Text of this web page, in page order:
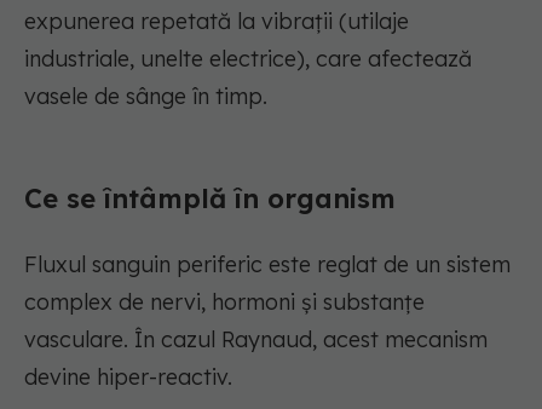
expunerea repetată la vibrații (utilaje
industriale, unelte electrice), care afectează
vasele de sânge în timp.
Ce se întâmplă în organism
Fluxul sanguin periferic este reglat de un sistem
complex de nervi, hormoni și substanțe
vasculare. În cazul Raynaud, acest mecanism
devine hiper-reactiv.